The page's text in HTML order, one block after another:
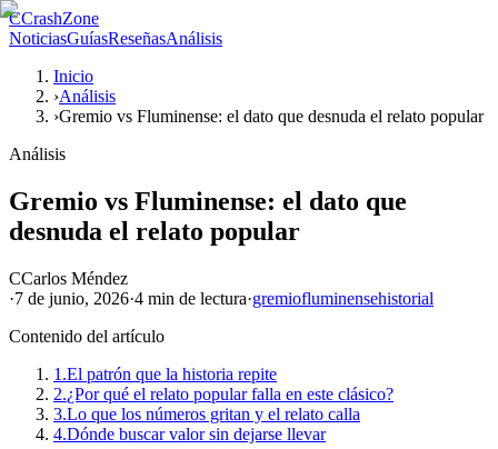
CCrashZone
NoticiasGuíasReseñasAnálisis
Inicio
›Análisis
›Gremio vs Fluminense: el dato que desnuda el relato popular
Análisis
Gremio vs Fluminense: el dato que
desnuda el relato popular
CCarlos Méndez
·7 de junio, 2026·4 min de lectura·gremiofluminensehistorial
Contenido del artículo
1.El patrón que la historia repite
2.¿Por qué el relato popular falla en este clásico?
3.Lo que los números gritan y el relato calla
4.Dónde buscar valor sin dejarse llevar